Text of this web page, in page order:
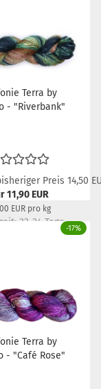
Terra by
- "Riverbank"
Preis 14,50
11,90 EUR
EUR pro kg
22-24 Tage
-17%
Terra by
- "Café Rose"